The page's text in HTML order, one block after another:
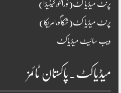
پرنٹ میڈیا کٹ(ٹورانٹو،کینیڈا)
پرنٹ میڈیا کٹ(شکاگو،امریکا)
ویب سائیٹ میڈیاکٹ
میڈیاکٹ۔پاکستان ٹائمز